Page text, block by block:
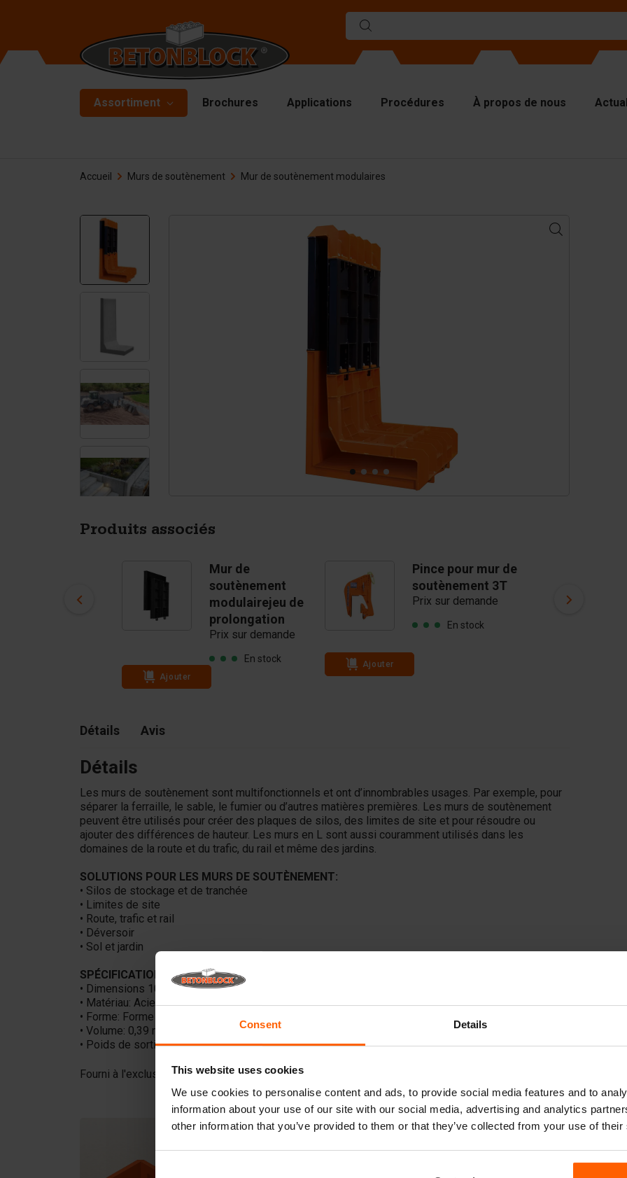
Consent Details
This website uses cookies
We use cookies to personalise content and ads, to provide social media features and to
information about your use of our site with our social media, advertising and analytics
other information that you’ve provided to them or that they’ve collected from your use of
Assortiment
Pack de Démarrage
Formliners
Dalle en béton
Murs de soutènement
Pigments
Murs de séparations
Matériel de levage
Matériel de manutention
Brochures Applications Procédures À propos de nous
Accueil Murs de soutènement Mur de soutènement modulaires
Produits associés
Mur de
soutènement
modulairejeu de
prolongation
Prix sur demande
En stock
Ajouter
Pince pour mur de
soutènement 3T
Prix sur demande
En stock
Ajouter
Détails Avis
Détails
Les murs de soutènement sont multifonctionnels et ont d’innombrables usages. Par exemple, pour
séparer la ferraille, le sable, le fumier ou d’autres matières premières. Les murs de soutènement
peuvent être utilisés pour créer des plaques de silos, des limites de site et pour résoudre ou
ajouter des différences de hauteur. Les murs en L sont aussi couramment utilisés dans les
domaines de la route et du trafic, du rail et même des jardins.
SOLUTIONS POUR LES MURS DE SOUTÈNEMENT:
• Silos de stockage et de tranchée
• Limites de site
• Route, trafic et rail
• Déversoir
• Sol et jardin
SPÉCIFICATIONS DU LM2000:
• Dimensions 100x100x200 cm
• Matériau: Acier
• Forme: Forme en L
• Volume: 0,39 m3
• Poids de sortie: 940 kg
Fourni à l'exclusion de l'acier d'armature.